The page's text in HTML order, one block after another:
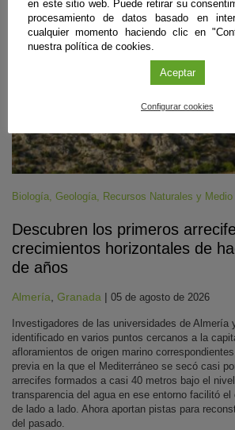
Biología, Geología, Recursos Naturales y
Descubren los primeros
crecimientos horizontales de
de años
Almería Granada | 05 de agosto de 2026
Investigadores de las universidades de Almería
identificado en varios puntos cercanos a la
afloramientos de origen marino
previa en la que el Mediterráneo se secó casi
arrecifes formados a casi 40 metros bajo el
transparencia del agua en ese entorno facilitó
de lado a lado. Ahora aportan pistas para
del pasado.
en este sitio web. Puede retirar su
procesamiento de datos basado en
cualquier momento haciendo clic en
nuestra política de cookies.
Aceptar
Configurar cookies